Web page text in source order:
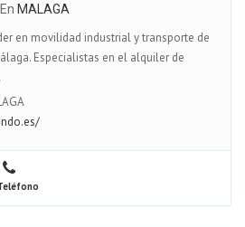
En MALAGA
en movilidad industrial y transporte de
Especialistas en el alquiler de